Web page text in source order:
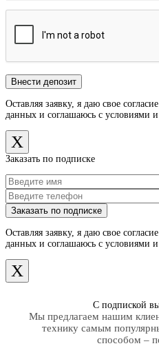
Оставляя заявку, я даю свое
данных и соглашаюсь с условиями и
X
Заказать по подписке
Оставляя заявку, я даю свое
данных и соглашаюсь с условиями и
X
С подпиской
Мы предлагаем нашим
технику самым
способом –